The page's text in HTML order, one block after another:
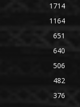
1714
1164
651
640
506
482
376